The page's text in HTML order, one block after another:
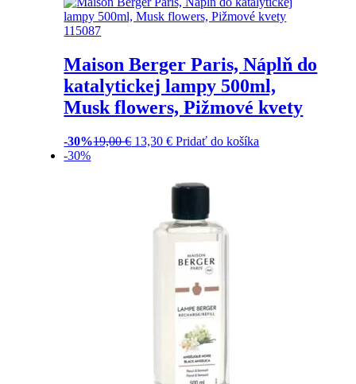
Maison Berger Paris, Náplň do
katalytickej lampy 500ml,
Musk flowers, Pižmové kvety
-30%19,00€ 13,30€ Pridať do košíka
-30%